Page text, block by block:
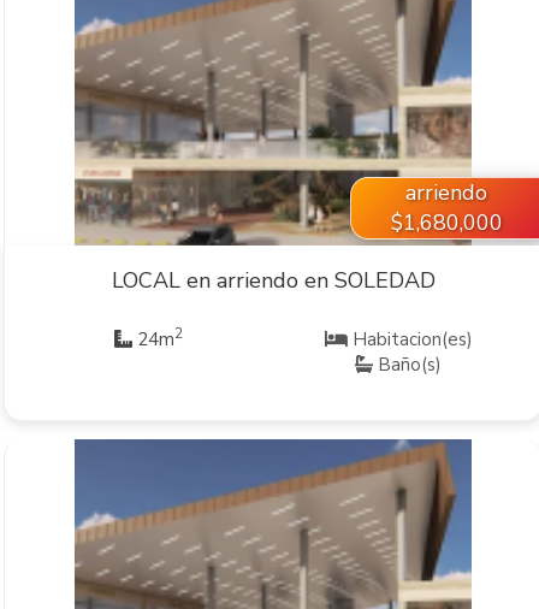
VER INMUEBLE
arriendo
$1,680,000
LOCAL en arriendo en SOLEDAD
24m2
Habitacion(es)
Baño(s)
VER INMUEBLE